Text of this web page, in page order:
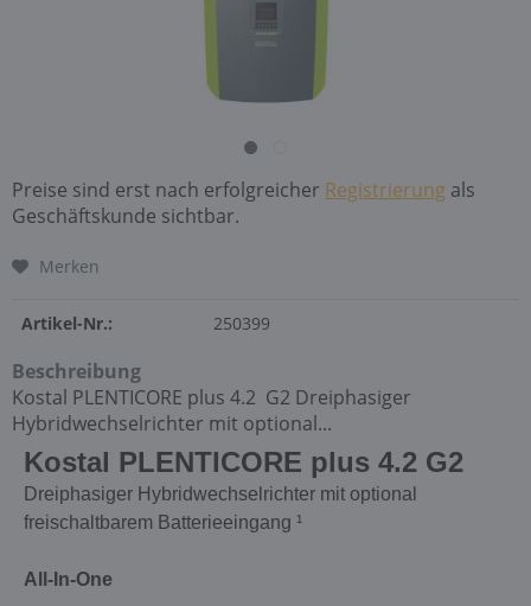
Preise sind erst nach erfolgreicher Registrierung als
Geschäftskunde sichtbar.
Merken
Artikel-Nr.: 250399
Beschreibung
Kostal PLENTICORE plus 4.2 G2 Dreiphasiger
Hybridwechselrichter mit optional...
Kostal PLENTICORE plus 4.2 G2
Dreiphasiger Hybridwechselrichter mit optional
freischaltbarem Batterieeingang ¹
All-In-One